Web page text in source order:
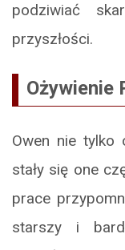
podziwiać
przyszłości.
Ożywienie
Owen nie tylko
stały się one
prace
starszy i